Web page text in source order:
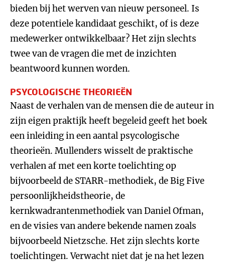
bieden bij het werven van nieuw personeel. Is
deze potentiele kandidaat geschikt, of is deze
medewerker ontwikkelbaar? Het zijn slechts
twee van de vragen die met de inzichten
beantwoord kunnen worden.
PSYCOLOGISCHE THEORIEËN
Naast de verhalen van de mensen die de auteur in
zijn eigen praktijk heeft begeleid geeft het boek
een inleiding in een aantal psycologische
theorieën. Mullenders wisselt de praktische
verhalen af met een korte toelichting op
bijvoorbeeld de STARR-methodiek, de Big Five
persoonlijkheidstheorie, de
kernkwadrantenmethodiek van Daniel Ofman,
en de visies van andere bekende namen zoals
bijvoorbeeld Nietzsche. Het zijn slechts korte
toelichtingen. Verwacht niet dat je na het lezen